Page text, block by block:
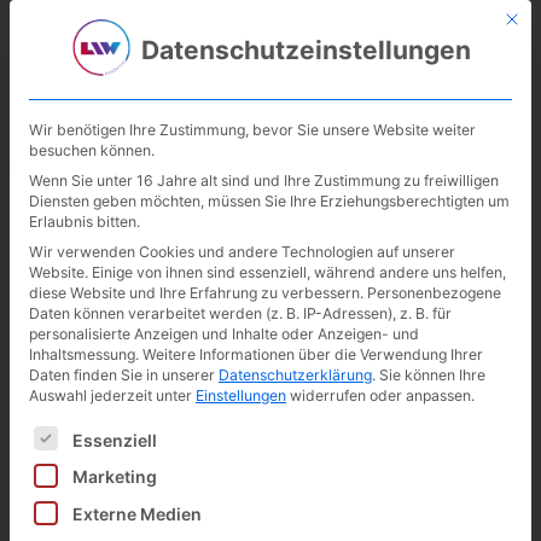
02246 / 302 999-10
Cart
Cart
Die Akademie des Lohmarer Instituts
für Weiterbildung (LIW)
Durch die Kombination der etablierten Stärken der LIW-
Gruppe gestaltet die Akademie ein ganzheitliches
Mit
Datenschutzeinstellungen
Wir benötigen Ihre Zustimmung, bevor Sie unsere Website weiter
besuchen können.
Wenn Sie unter 16 Jahre alt sind und Ihre Zustimmung zu freiwilligen
Diensten geben möchten, müssen Sie Ihre Erziehungsberechtigten um
Erlaubnis bitten.
Wir verwenden Cookies und andere Technologien auf unserer
Website. Einige von ihnen sind essenziell, während andere uns helfen,
diese Website und Ihre Erfahrung zu verbessern. Personenbezogene
Daten können verarbeitet werden (z. B. IP-Adressen), z. B. für
personalisierte Anzeigen und Inhalte oder Anzeigen- und
Inhaltsmessung. Weitere Informationen über die Verwendung Ihrer
Daten finden Sie in unserer Datenschutzerklärung. Sie können Ihre
Auswahl jederzeit unter Einstellungen widerrufen oder anpassen.
Es folgt eine Liste der Service-Gruppen, für die eine
Essenziell
Marketing
Externe Medien